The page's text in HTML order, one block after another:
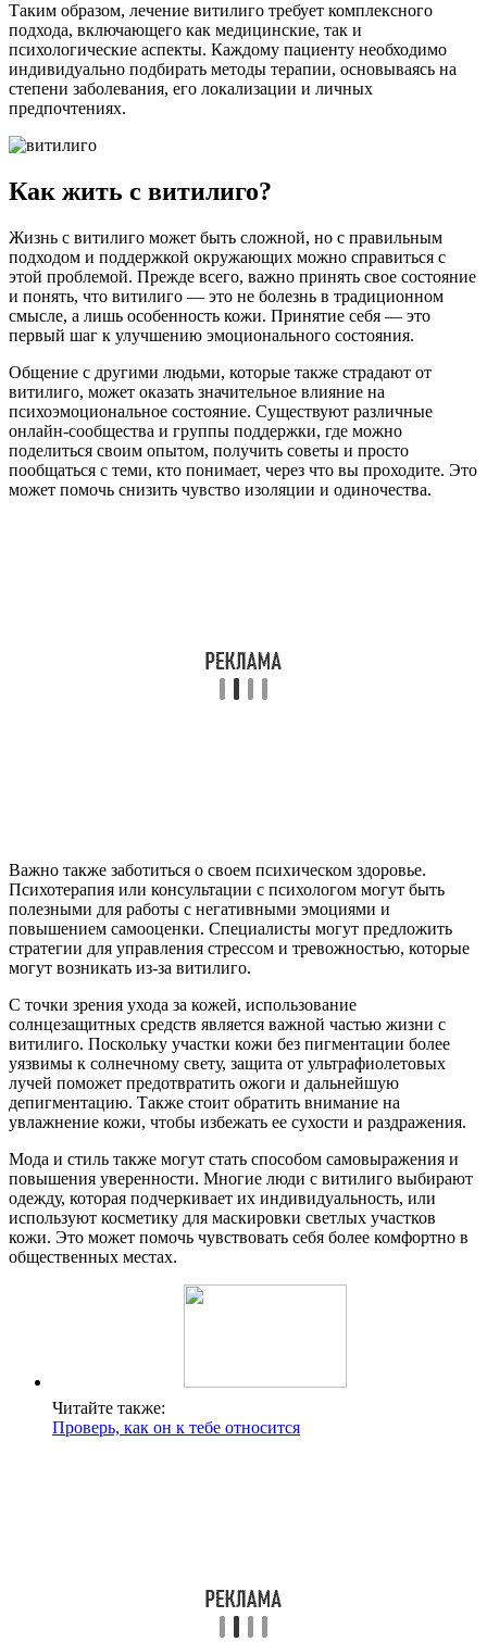
Таким образом, лечение витилиго требует комплексного
подхода, включающего как медицинские, так и
психологические аспекты. Каждому пациенту необходимо
индивидуально подбирать методы терапии, основываясь на
степени заболевания, его локализации и личных
предпочтениях.
Как жить с витилиго?
Жизнь с витилиго может быть сложной, но с правильным
подходом и поддержкой окружающих можно справиться с
этой проблемой. Прежде всего, важно принять свое состояние
и понять, что витилиго — это не болезнь в традиционном
смысле, а лишь особенность кожи. Принятие себя — это
первый шаг к улучшению эмоционального состояния.
Общение с другими людьми, которые также страдают от
витилиго, может оказать значительное влияние на
психоэмоциональное состояние. Существуют различные
онлайн-сообщества и группы поддержки, где можно
поделиться своим опытом, получить советы и просто
пообщаться с теми, кто понимает, через что вы проходите. Это
может помочь снизить чувство изоляции и одиночества.
Важно также заботиться о своем психическом здоровье.
Психотерапия или консультации с психологом могут быть
полезными для работы с негативными эмоциями и
повышением самооценки. Специалисты могут предложить
стратегии для управления стрессом и тревожностью, которые
могут возникать из-за витилиго.
С точки зрения ухода за кожей, использование
солнцезащитных средств является важной частью жизни с
витилиго. Поскольку участки кожи без пигментации более
уязвимы к солнечному свету, защита от ультрафиолетовых
лучей поможет предотвратить ожоги и дальнейшую
депигментацию. Также стоит обратить внимание на
увлажнение кожи, чтобы избежать ее сухости и раздражения.
Мода и стиль также могут стать способом самовыражения и
повышения уверенности. Многие люди с витилиго выбирают
одежду, которая подчеркивает их индивидуальность, или
используют косметику для маскировки светлых участков
кожи. Это может помочь чувствовать себя более комфортно в
общественных местах.
Читайте также:
Проверь, как он к тебе относится